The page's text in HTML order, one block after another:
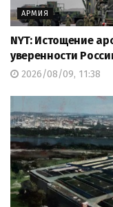
АРМИЯ
NYT: Истощение
уверенности
2026/08/09, 11:38